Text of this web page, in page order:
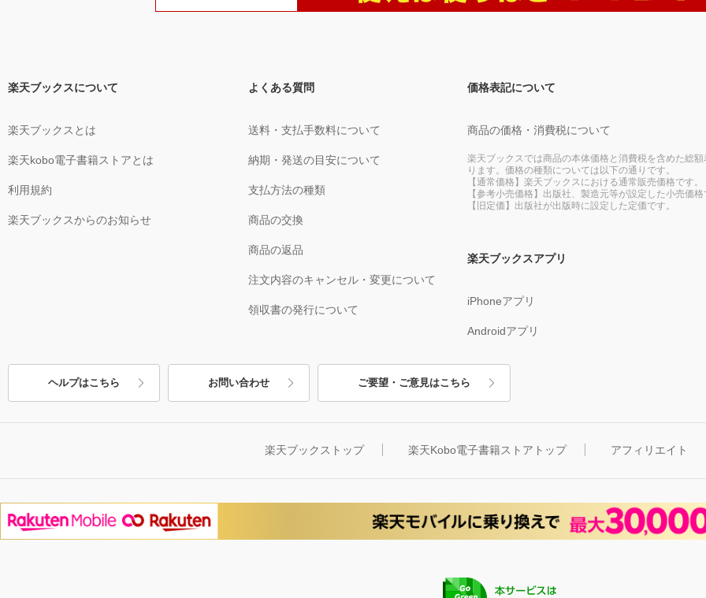
楽天ブックスについて
楽天ブックスとは
楽天kobo電子書籍ストアとは
利用規約
楽天ブックスからのお知らせ
よくある質問
送料・支払手数料について
納期・発送の目安について
支払方法の種類
商品の交換
商品の返品
注文内容のキャンセル・変更について
領収書の発行について
価格表記について
商品の価格・消費税について
楽天ブックスでは商品の本体価格と消費税を含めた総額
ります。価格の種類については以下の通りです。
【通常価格】楽天ブックスにおける通常販売価格です。
【参考小売価格】出版社、製造元等が設定した小売価格
【旧定価】出版社が出版時に設定した定価です。
楽天ブックスアプリ
iPhoneアプリ
Androidアプリ
ヘルプはこちら お問い合わせ ご要望・ご意見はこちら
楽天ブックストップ 楽天Kobo電子書籍ストアトップ アフィリエイト